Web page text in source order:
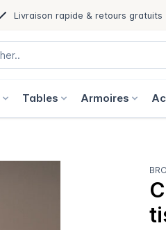
Livraison rapide & retours gratuits
Tables Armoires